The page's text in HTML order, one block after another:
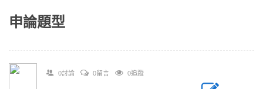
申論題型
0討論 0留言 0追蹤